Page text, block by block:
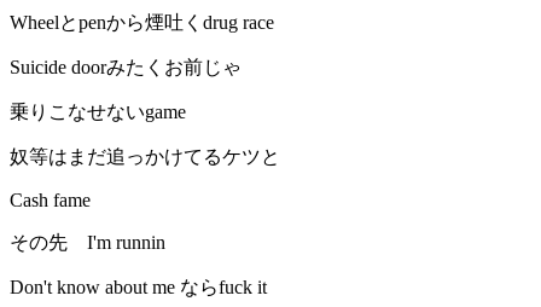
Wheelとpenから煙吐くdrug race
Suicide doorみたくお前じゃ
乗りこなせないgame
奴等はまだ追っかけてるケツと
Cash fame
その先 I'm runnin
Don't know about me ならfuck it